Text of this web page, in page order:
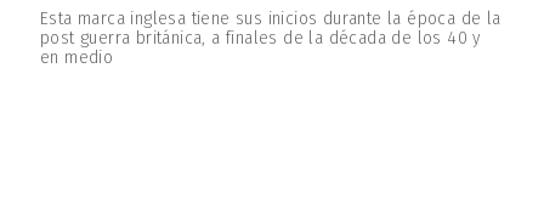
Esta marca inglesa tiene sus inicios durante la época de la
post guerra británica, a finales de la década de los 40 y
en medio